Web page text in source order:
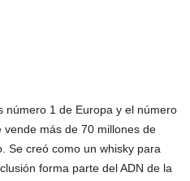
número 1 de Europa y el número
más de 70 millones de
Se creó como un whisky para
forma parte del ADN de la